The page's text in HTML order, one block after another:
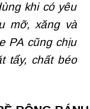
khi có yêu
mỡ, xăng và
PA cũng chịu
tẩy, chất béo